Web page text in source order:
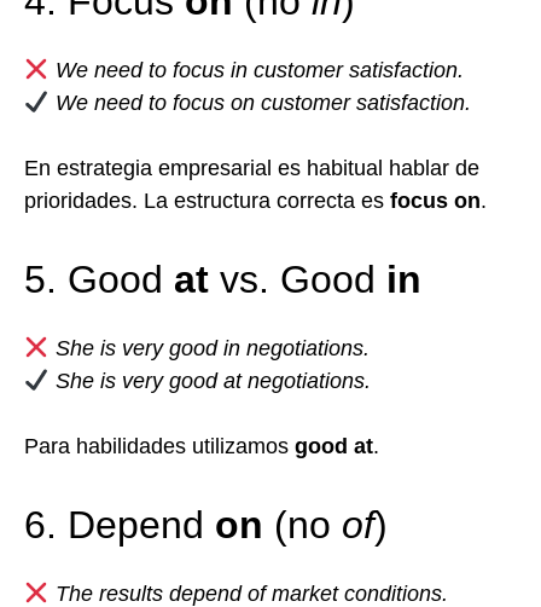
We need to focus in customer satisfaction.
We need to focus on customer satisfaction.
En estrategia empresarial es habitual hablar de
prioridades. La estructura correcta es focus on.
5. Good at vs. Good in
She is very good in negotiations.
She is very good at negotiations.
Para habilidades utilizamos good at.
6. Depend on (no of)
The results depend of market conditions.